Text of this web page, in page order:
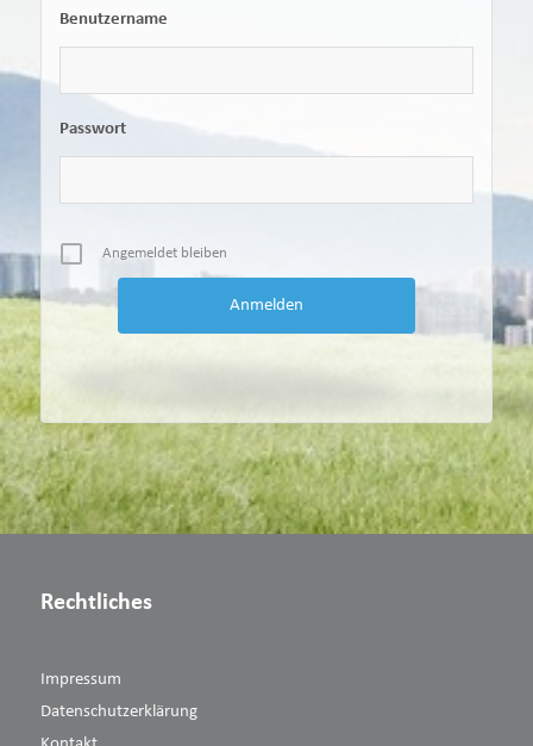
Benutzername
Passwort
Angemeldet bleiben
Rechtliches
Impressum
Datenschutzerklärung